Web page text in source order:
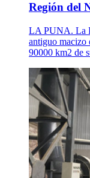
Región del
LA PUNA. La
antiguo macizo
90000 km2 de